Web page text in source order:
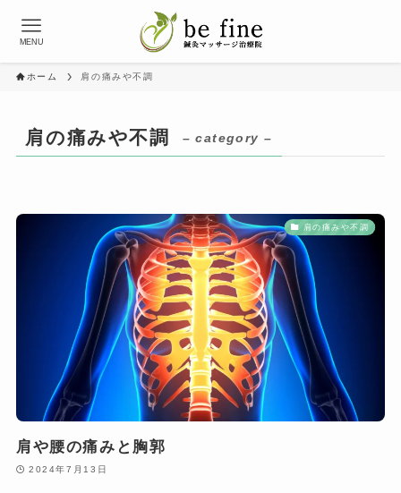
MENU
ホーム 肩の痛みや不調
肩の痛みや不調 – category –
肩の痛みや不調
肩や腰の痛みと胸郭
2024年7月13日